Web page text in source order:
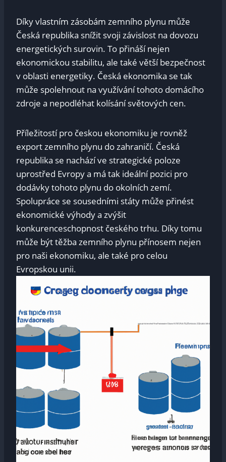
Díky vlastním zásobám zemního plynu může
Česká republika snížit svoji závislost na dovozu
energetických surovin. To přináší nejen
ekonomickou stabilitu, ale také větší bezpečnost
v oblasti energetiky. Česká ekonomika se tak
může spolehnout na využívání tohoto domácího
zdroje a nepodléhat kolísání světových cen.
Příležitostí pro českou ekonomiku je rovněž
export zemního plynu do zahraničí. Česká
republika se nachází ve strategické poloze
uprostřed Evropy a má tak ideální pozici pro
dodávky tohoto plynu do okolních zemí.
Spolupráce se sousedními státy může přinést
ekonomické výhody a zvýšit
konkurenceschopnost českého trhu. Díky tomu
může být těžba zemního plynu přínosem nejen
pro naši ekonomiku, ale také pro celou
Evropskou unii.